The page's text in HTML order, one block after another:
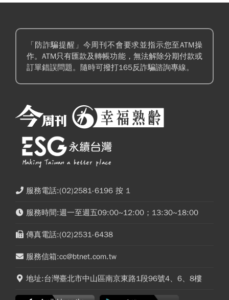
「防詐騙提醒」今周刊不會要求並指示您至ATM操
作。ATM只有匯款及轉帳功能，無法解除分期付款或
訂單錯誤問題。隨時可撥打165反詐騙諮詢專線。
服務電話:(02)2581-6196 按 1
服務時間:週一至週五09:00~12:00；13:30~18:00
傳真電話:(02)2531-6438
服務信箱:cc@btnet.com.tw
地址:台灣臺北市中山區南京東路1段96號4、6、8樓